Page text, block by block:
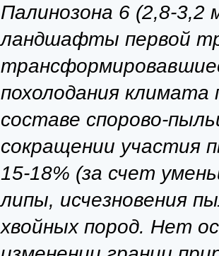
Палинозона 6 (2,8-3,2
ландшафты первой
похолодания климата
составе спорово-
сокращении участия
15-18% (за счет
липы, исчезновения
хвойных пород. Нет